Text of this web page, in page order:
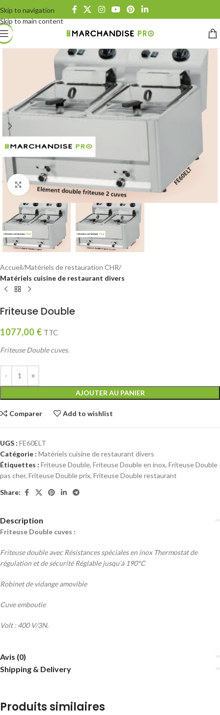
Skip to navigation
Skip to main content
Click to enlarge
Accueil Matériels de restauration CHR
Matériels cuisine de restaurant divers
Friteuse Double
1077,00 € TTC
Friteuse Double cuves.
AJOUTER AU PANIER
Comparer Add to wishlist
UGS : FE60ELT
Catégorie : Matériels cuisine de restaurant divers
Étiquettes : Friteuse Double, Friteuse Double en inox, Friteuse Double
pas cher, Friteuse Double prix, Friteuse Double restaurant
Share:
Description
Friteuse Double cuves :
Friteuse double avec Résistances spéciales en inox Thermostat de
régulation et de sécurité Réglable jusqu’à 190°C
Robinet de vidange amovible
Cuve emboutie
Volt : 400 V/3N.
Avis (0)
Shipping & Delivery
Produits similaires